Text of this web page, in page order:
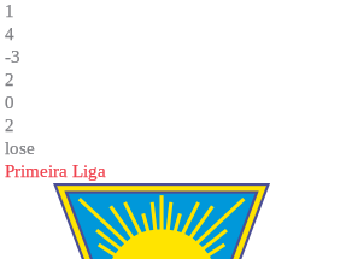
1
4
-3
2
0
2
lose
Primeira Liga